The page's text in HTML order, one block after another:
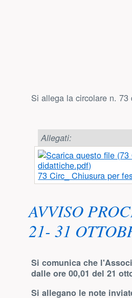
Si allega la circolare n. 73
Allegati:
73 Circ_ Chiusura per
AVVISO
21- 31
Si comunica che
dalle ore 00,01 del 21
Si allegano le note